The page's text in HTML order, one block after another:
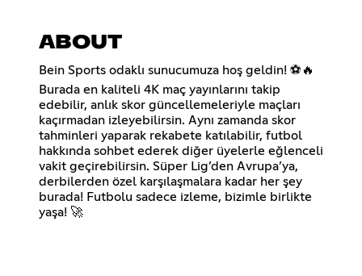
ABOUT
Bein Sports odaklı sunucumuza hoş geldin! ⚽🔥
Burada en kaliteli 4K maç yayınlarını takip
edebilir, anlık skor güncellemeleriyle maçları
kaçırmadan izleyebilirsin. Aynı zamanda skor
tahminleri yaparak rekabete katılabilir, futbol
hakkında sohbet ederek diğer üyelerle eğlenceli
vakit geçirebilirsin. Süper Lig’den Avrupa’ya,
derbilerden özel karşılaşmalara kadar her şey
burada! Futbolu sadece izleme, bizimle birlikte
yaşa! 🚀